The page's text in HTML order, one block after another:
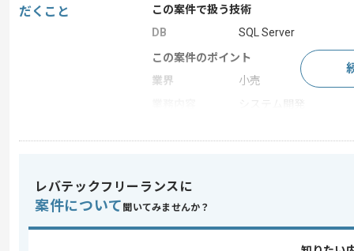
だくこと
この案件で扱う技術
DB
SQL Server
この案件のポイント
業界
小売
スキル
求めるスキル
・SQL Server用いた開発経験
・物流業務経験
レバテックフリーランスに
案件について 聞いてみませんか？